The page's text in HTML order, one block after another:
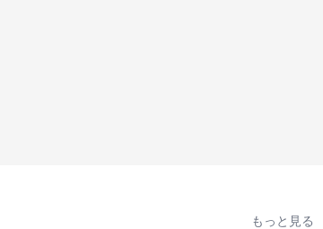
もっと見る